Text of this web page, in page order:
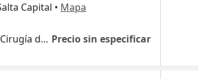
Capital • Mapa
Blefaroplastía (Cirugía de los párpados) Precio sin especificar